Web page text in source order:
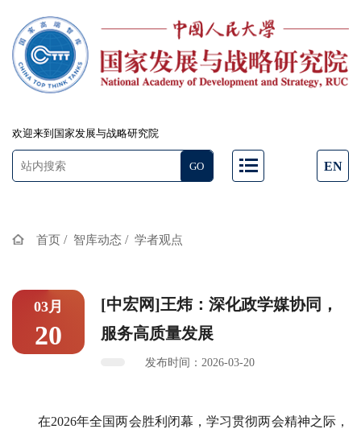
欢迎来到国家发展与战略研究院
EN
首页 / 智库动态 / 学者观点
03月
20
[中宏网]王炜：深化政学媒协同，
服务高质量发展
发布时间：2026-03-20
在2026年全国两会胜利闭幕，学习贯彻两会精神之际，